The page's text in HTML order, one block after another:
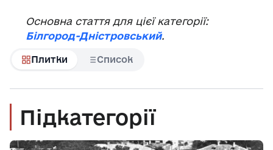
Основна стаття для цієї категорії:
Білгород-Дністровський.
Плитки Список
Підкатегорії